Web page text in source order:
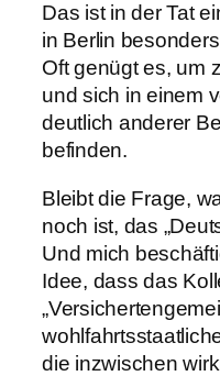
Das ist in der Tat
in Berlin
Oft genügt es, um
und sich in einem
deutlich anderer
befinden.
Bleibt die Frage,
noch ist, das
Und mich
Idee, dass das
die inzwischen